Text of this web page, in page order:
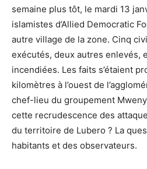
semaine plus tôt, le mardi 13
islamistes d’Allied Democratic
autre village de la zone. Cinq
exécutés, deux autres enlevés,
incendiées. Les faits s’étaient
kilomètres à l’ouest de
chef-lieu du groupement
cette recrudescence des
du territoire de Lubero ? La
habitants et des observateurs.